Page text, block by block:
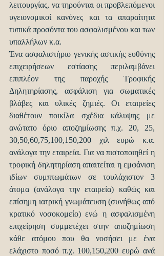
λειτουργίας, να τηρούνται οι προβλεπόμενοι
υγειονομικοί κανόνες και τα απαραίτητα
τυπικά προσόντα του ασφαλισμένου και των
υπαλλήλων κ.α.
Ένα ασφαλιστήριο γενικής αστικής ευθύνης
επιχειρήσεων εστίασης περιλαμβάνει
επιπλέον της παροχής Τροφικής
Δηλητηρίασης, ασφάλιση για σωματικές
βλάβες και υλικές ζημιές. Οι εταιρείες
διαθέτουν ποικίλα σχέδια κάλυψης με
ανώτατο όριο αποζημίωσης π.χ. 20, 25,
30,50,60,75,100,150,200 χιλ ευρώ κ.α.
ανάλογα την εταιρεία. Για να πιστοποιηθεί η
τροφική δηλητηρίαση απαιτείται η εμφάνιση
ιδίων συμπτωμάτων σε τουλάχιστον 3
άτομα (ανάλογα την εταιρεία) καθώς και
επίσημη ιατρική γνωμάτευση (συνήθως από
κρατικό νοσοκομείο) ενώ η ασφαλισμένη
επιχείρηση συμμετέχει στην αποζημίωση
κάθε ατόμου που θα νοσήσει με ένα
ελάχιστο ποσό π.χ. 100,150,200 ευρώ ανά